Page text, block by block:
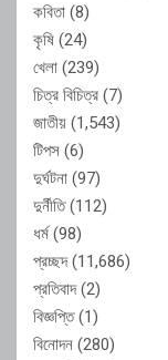
কবিতা (8)
কৃষি (24)
খেলা (239)
চিত্র বিচিত্র (7)
জাতীয় (1,543)
টিপস (6)
দুর্ঘটনা (97)
দুর্নীতি(112)
ধর্ম(98)
প্রচ্ছদ(11,686)
প্রতিবাদ(2)
বিজ্ঞপ্তি(1)
বিনোদন (280)